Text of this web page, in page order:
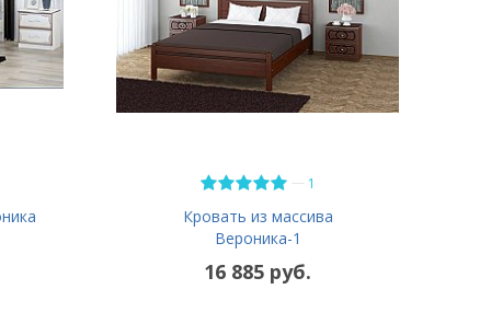
— 1
Кровать из массива
Вероника-1
16 885 руб.